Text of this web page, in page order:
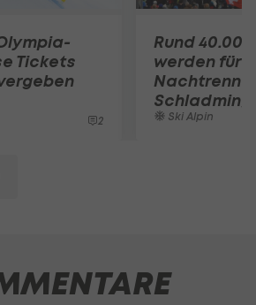
Tickets
2
Rund
werden für
Ski Alpin